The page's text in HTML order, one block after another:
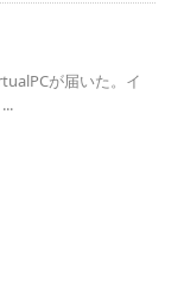
が届いた。イ